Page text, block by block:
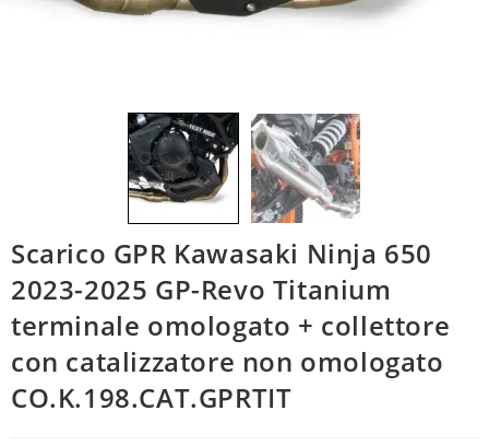
Scarico GPR Kawasaki Ninja 650
2023-2025 GP-Revo Titanium
terminale omologato + collettore
con catalizzatore non omologato
CO.K.198.CAT.GPRTIT